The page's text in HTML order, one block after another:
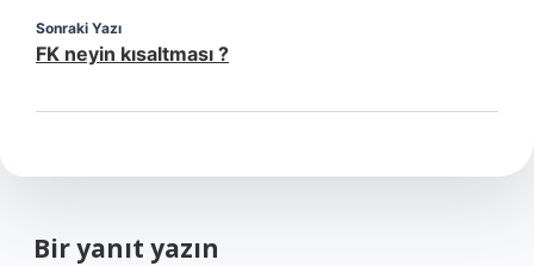
Sonraki Yazı
FK neyin kısaltması ?
Bir yanıt yazın